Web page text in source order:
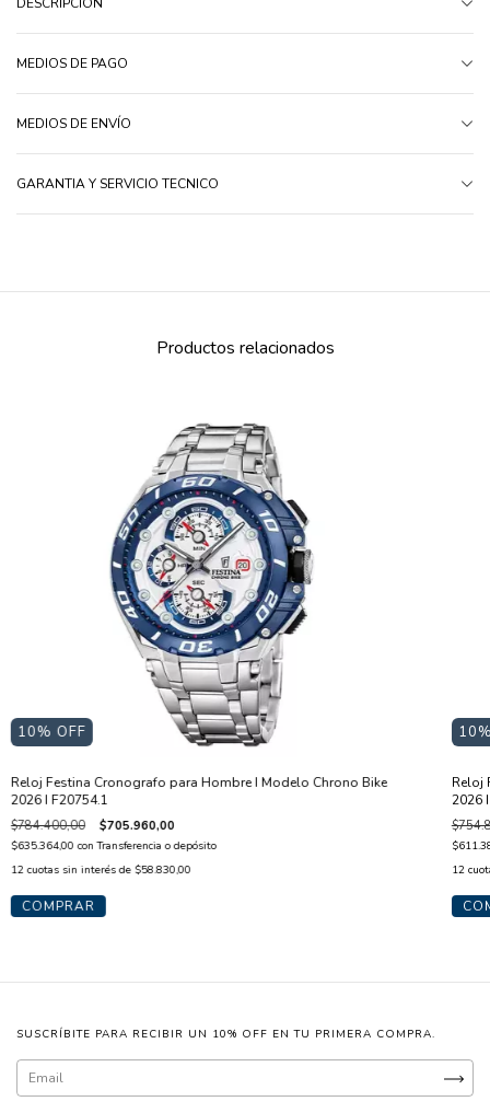
DESCRIPCIÓN
MEDIOS DE PAGO
MEDIOS DE ENVÍO
GARANTIA Y SERVICIO TECNICO
Productos relacionados
10% OFF
Reloj Festina Cronografo para Hombre I Modelo Chrono Bike
2026 I F20754.1
$784.400,00 $705.960,00
$635.364,00con Transferencia o depósito
12 cuotas sin interés de $58.830,00
10
Reloj
2026
12
SUSCRÍBITE PARA RECIBIR UN 10% OFF EN TU PRIMERA COMPRA.